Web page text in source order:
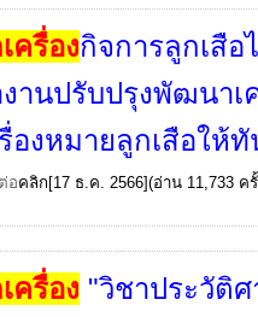
ครื่องกิจการลูกเสื
านปรับปรุงพัฒนาเ
องหมายลูกเสือให้
อคลิก[17 ธ.ค. 2566](อ่าน 11,733 ค
ครื่อง "วิชาประวัติ